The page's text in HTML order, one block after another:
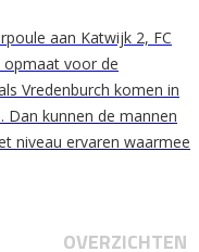
aan Katwijk 2, FC
opmaat voor de
Vredenburch komen in
Dan kunnen de mannen
niveau ervaren waarmee
OVERZICHTEN